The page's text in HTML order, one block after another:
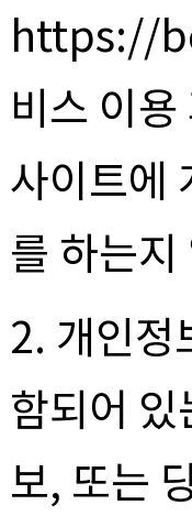
https://
비스 이
사이트에
를 하는
2. 개인정
함되어
보, 또는